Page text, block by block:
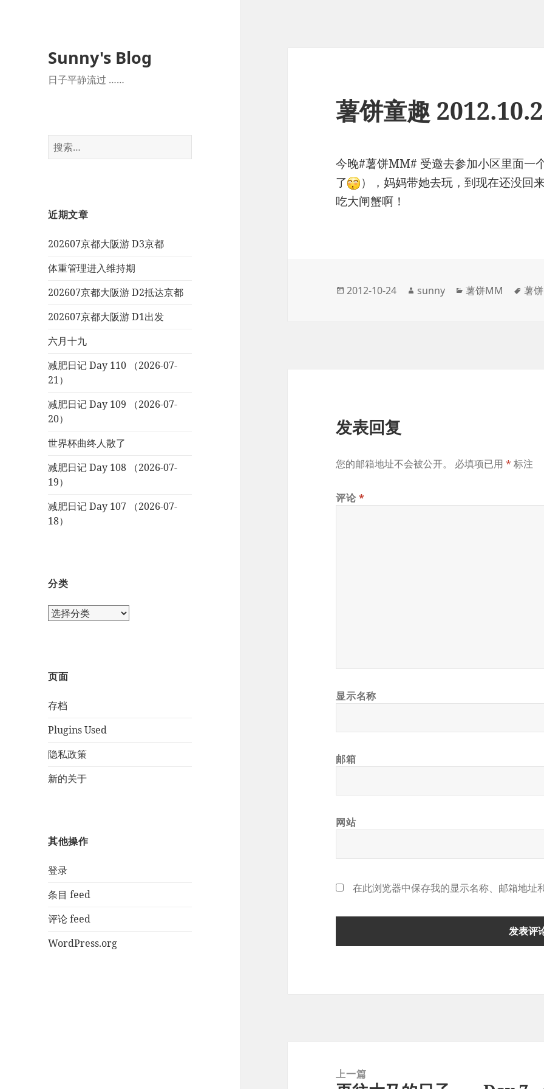
Sunny's Blog
日子平静流过 ……
搜
索：
近期文章
202607京都大阪游 D3京都
体重管理进入维持期
202607京都大阪游 D2抵达京都
202607京都大阪游 D1出发
六月十九
减肥日记 Day 110 （2026-07-
21）
减肥日记 Day 109 （2026-07-
20）
世界杯曲终人散了
减肥日记 Day 108 （2026-07-
19）
减肥日记 Day 107 （2026-07-
18）
分类
页面
存档
Plugins Used
隐私政策
新的关于
其他操作
登录
条目 feed
评论 feed
WordPress.org
薯饼童趣
今晚#薯饼MM# 受邀去参加小区里面一
了
），妈妈带她去玩，到现在还没
吃大闸蟹啊！
发
2012-10-24
作
sunny
分
薯饼MM
标
薯
发表回复
您的邮箱地址不会被公开。 必填项已用* 标注
评论*
显示名称
邮箱
网站
在此浏览器中保存我的显示名称、邮箱地址
上一篇